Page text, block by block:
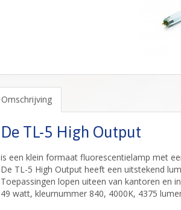
Omschrijving
De TL-5 High Output
is een klein formaat fluorescentielamp met
De TL-5 High Output heeft een uitstekend
Toepassingen lopen uiteen van kantoren en
49 watt, kleurnummer 840, 4000K, 4375